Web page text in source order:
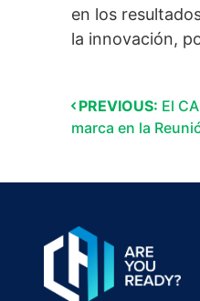
en los
la innovación,
PREVIOUS: El
marca en la